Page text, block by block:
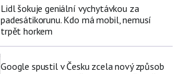
Lidl šokuje geniální vychytávkou za
padesátikorunu. Kdo má mobil, nemusí
trpět horkem
Google spustil v Česku zcela nový způsob